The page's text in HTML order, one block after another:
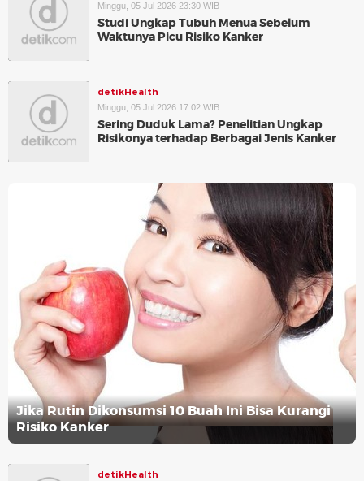
Minggu, 05 Jul 2026 23:30 WIB
Studi Ungkap Tubuh Menua Sebelum
Waktunya Picu Risiko Kanker
detikHealth
Minggu, 05 Jul 2026 17:02 WIB
Sering Duduk Lama? Penelitian Ungkap
Risikonya terhadap Berbagai Jenis Kanker
Jika Rutin Dikonsumsi 10 Buah Ini Bisa Kurangi
Risiko Kanker
detikHealth